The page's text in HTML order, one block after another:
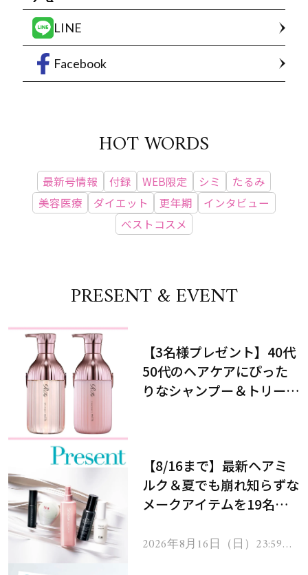
LINE
Facebook
HOT WORDS
最新号情報 付録 WEB限定 シミ
たるみ
美容医療
ダイエット 更年期
インタビュー
ベストコスメ
PRESENT & EVENT
【3名様プレゼント】40代
50代のヘアケアにぴった
りなシャンプー＆トリート
【8/16まで】最新ヘアミ
ルク＆夏でも崩れ知らずな
メークアイテムを19名様
2026年8月16日（日）23:59ま